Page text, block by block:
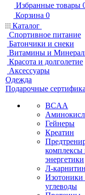
Избранные товары
Корзина 0
Каталог
Спортивное питание
Батончики и снеки
Витамины и
Красота и долголетие
Аксессуары
Одежда
Подарочные
BCAA
Гейнеры
Креатин
комплексы
энергетики
Л-карнитин
Изотоники
углеводы